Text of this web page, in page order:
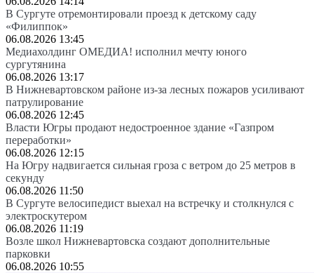
В Сургуте отремонтировали проезд к детскому саду
«Филиппок»
06.08.2026 13:45
Медиахолдинг ОМЕДИА! исполнил мечту юного
сургутянина
06.08.2026 13:17
В Нижневартовском районе из-за лесных пожаров усиливают
патрулирование
06.08.2026 12:45
Власти Югры продают недостроенное здание «Газпром
переработки»
06.08.2026 12:15
На Югру надвигается сильная гроза с ветром до 25 метров в
секунду
06.08.2026 11:50
В Сургуте велосипедист выехал на встречку и столкнулся с
электроскутером
06.08.2026 11:19
Возле школ Нижневартовска создают дополнительные
парковки
06.08.2026 10:55